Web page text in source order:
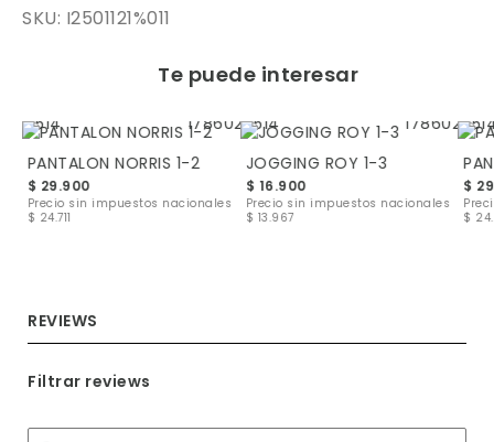
SKU: I2501121%011
Te puede interesar
PANTALON NORRIS 1-2
$ 29.900
Precio sin impuestos nacionales
$ 24.711
JOGGING ROY 1-3
$ 16.900
Precio sin impuestos nacionales
$ 13.967
$
$
REVIEWS
Filtrar reviews